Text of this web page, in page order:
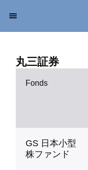
丸三証券
Fonds
GS 日本小型
株ファンド